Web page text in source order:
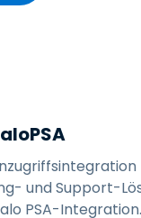
und Support-
PSA-Integration.